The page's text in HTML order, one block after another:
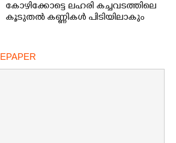
കോഴിക്കോട്ടെ ലഹരി കച്ചവടത്തിലെ
കൂടുതൽ കണ്ണികൾ പിടിയിലാകും
EPAPER